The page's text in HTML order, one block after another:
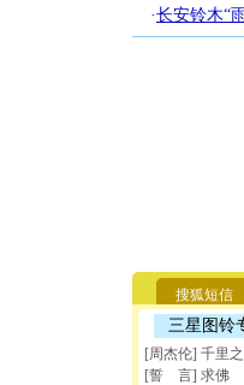
·长安铃木“
搜狐短信
三星图铃
[周杰伦] 千里
[誓 言] 求佛